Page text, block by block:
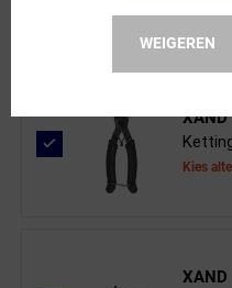
WEIGEREN
XAND
Kies
XAND